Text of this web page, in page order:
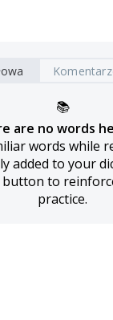
📚
are no words
words while
added to your
button to
practice.